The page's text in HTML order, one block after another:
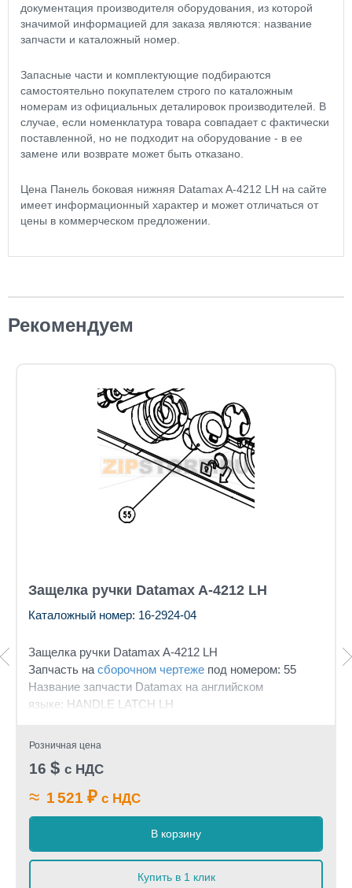
документация производителя оборудования, из которой
значимой информацией для заказа являются: название
запчасти и каталожный номер.
Запасные части и комплектующие подбираются
самостоятельно покупателем строго по каталожным
номерам из официальных деталировок производителей. В
случае, если номенклатура товара совпадает с фактически
поставленной, но не подходит на оборудование - в ее
замене или возврате может быть отказано.
Цена Панель боковая нижняя Datamax A-4212 LH на сайте
имеет информационный характер и может отличаться от
цены в коммерческом предложении.
Рекомендуем
Защелка ручки Datamax A-4212 LH
Каталожный номер: 16-2924-04
Защелка ручки Datamax A-4212 LH
Запчасть на сборочном чертеже под номером: 55
Название запчасти Datamax на английском
языке: HANDLE LATCH LH
Розничная цена
16 $ с НДС
≈ 1 521 ₽ с НДС
В корзину
Купить в 1 клик